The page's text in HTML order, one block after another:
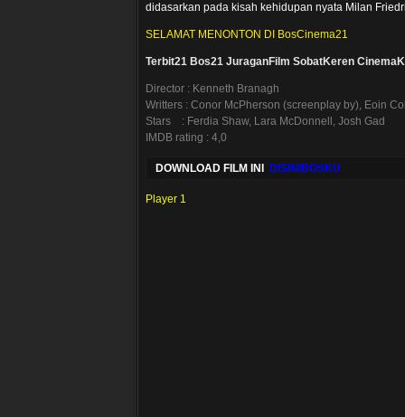
didasarkan pada kisah kehidupan nyata Milan
SELAMAT MENONTON DI BosCinema21
Terbit21 Bos21 JuraganFilm SobatKeren
Director : Kenneth Branagh
Writters : Conor McPherson (screenplay by), Eoin
Stars : Ferdia Shaw, Lara McDonnell, Josh Gad
IMDB rating : 4,0
DOWNLOAD FILM INI DISINIBOSKU
Player 1